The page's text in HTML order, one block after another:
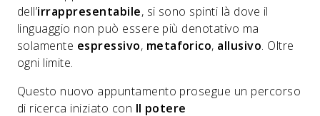
dell’irrappresentabile, si sono spinti là dove il
linguaggio non può essere più denotativo ma
solamente espressivo, metaforico, allusivo. Oltre
ogni limite.
Questo nuovo appuntamento prosegue un percorso
di ricerca iniziato con Il potere